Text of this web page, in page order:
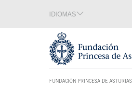
Tecla de acceso 1
IDIOMAS
FUNDACIÓN PRINCESA DE ASTURIAS
TECLA DE ACCESO 1